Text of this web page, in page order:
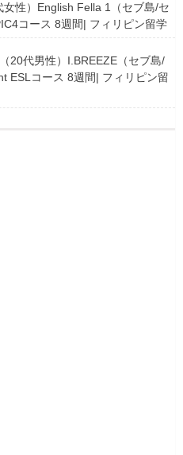
性）English Fella 1（セブ島/セ
コース 8週間| フィリピン留学
20代男性）I.BREEZE（セブ島/
ESLコース 8週間| フィリピン留